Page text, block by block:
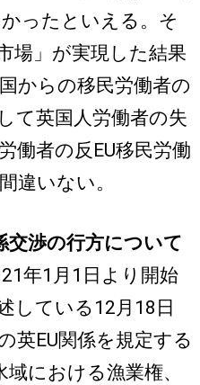
ったといえる。そ
場」が実現した結果
からの移民労働者の
て英国人労働者の失
働者の反EU移民労働
違いない。
交渉の行方について
年1月1日より開始
している12月18日
英EU関係を規定する
における漁業権、